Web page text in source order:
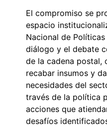
El compromiso se
espacio
Nacional de
diálogo y el debate
de la cadena postal,
recabar insumos y
necesidades del
través de la política
acciones que
desafíos